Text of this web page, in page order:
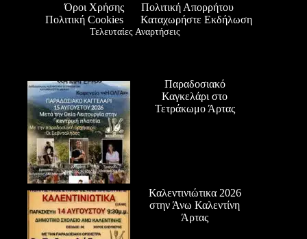
Όροι Χρήσης
Πολιτική Απορρήτου
Πολιτική Cookies
Καταχωρήστε Εκδήλωση
Τελευταίες Αναρτήσεις
Παραδοσιακό
Καγκελάρι στο
Τετράκωμο Άρτας
Καλεντινιώτικα 2026
στην Άνω Καλεντίνη
Άρτας